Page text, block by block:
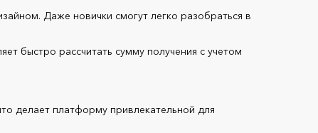
Даже новички смогут легко разобраться в
быстро рассчитать сумму получения с учетом
делает платформу привлекательной для